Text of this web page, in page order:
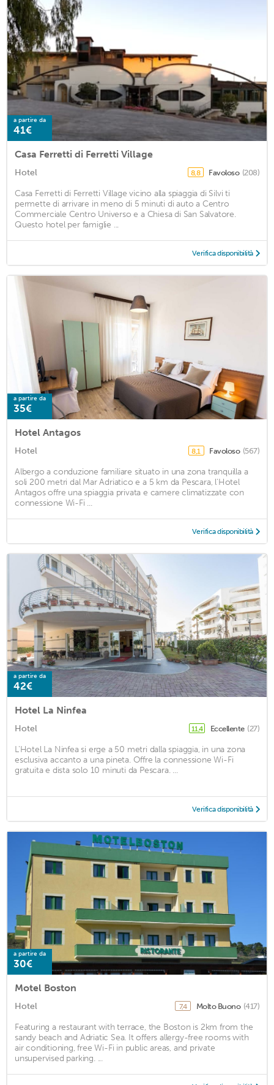
a partire da
41€
Casa Ferretti di Ferretti Village
Hotel 8,8 Favoloso (208)
Casa Ferretti di Ferretti Village vicino alla spiaggia di Silvi ti
permette di arrivare in meno di 5 minuti di auto a Centro
Commerciale Centro Universo e a Chiesa di San Salvatore.
Questo hotel per famiglie ...
Verifica disponibilità
a partire da
35€
Hotel Antagos
Hotel 8,1 Favoloso (567)
Albergo a conduzione familiare situato in una zona tranquilla a
soli 200 metri dal Mar Adriatico e a 5 km da Pescara, l'Hotel
Antagos offre una spiaggia privata e camere climatizzate con
connessione Wi-Fi ...
Verifica disponibilità
a partire da
42€
Hotel La Ninfea
Hotel 11,4 Eccellente (27)
L'Hotel La Ninfea si erge a 50 metri dalla spiaggia, in una zona
esclusiva accanto a una pineta. Offre la connessione Wi-Fi
gratuita e dista solo 10 minuti da Pescara. ...
Verifica disponibilità
a partire da
30€
Motel Boston
Hotel 7,4 Molto Buono (417)
Featuring a restaurant with terrace, the Boston is 2km from the
sandy beach and Adriatic Sea. It offers allergy-free rooms with
air conditioning, free Wi-Fi in public areas, and private
unsupervised parking. ...